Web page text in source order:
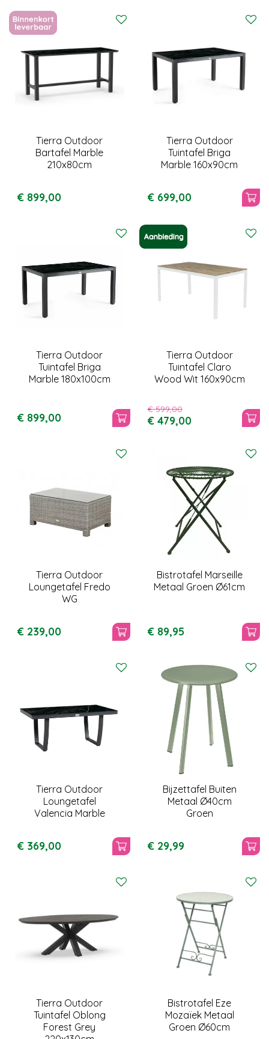
Tierra Outdoor
Bartafel Marble
210x80cm
€ 899,00
Tierra Outdoor
Tuintafel Briga
Marble 160x90cm
€ 699,00
Tierra Outdoor
Tuintafel Briga
Marble 180x100cm
€ 899,00
Tierra Outdoor
Tuintafel Claro
Wood Wit 160x90cm
€ 599,00
€ 479,00
Tierra Outdoor
Loungetafel Fredo
WG
€ 239,00
Bistrotafel Marseille
Metaal Groen Ø61cm
€ 89,95
Tierra Outdoor
Loungetafel
Valencia Marble
€ 369,00
Bijzettafel Buiten
Metaal Ø40cm
Groen
€ 29,99
Tierra Outdoor
Tuintafel Oblong
Forest Grey
Bistrotafel Eze
Mozaïek Metaal
Groen Ø60cm